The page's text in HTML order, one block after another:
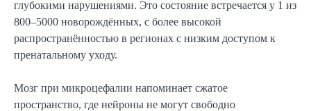
глубокими нарушениями. Это состояние встречается у 1 из
800–5000 новорождённых, с более высокой
распространённостью в регионах с низким доступом к
пренатальному уходу.
Мозг при микроцефалии напоминает сжатое
пространство, где нейроны не могут свободно